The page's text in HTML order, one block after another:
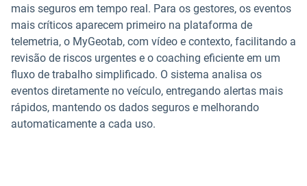
mais seguros em tempo real. Para os gestores, os eventos
mais críticos aparecem primeiro na plataforma de
telemetria, o MyGeotab, com vídeo e contexto, facilitando a
revisão de riscos urgentes e o coaching eficiente em um
fluxo de trabalho simplificado. O sistema analisa os
eventos diretamente no veículo, entregando alertas mais
rápidos, mantendo os dados seguros e melhorando
automaticamente a cada uso.